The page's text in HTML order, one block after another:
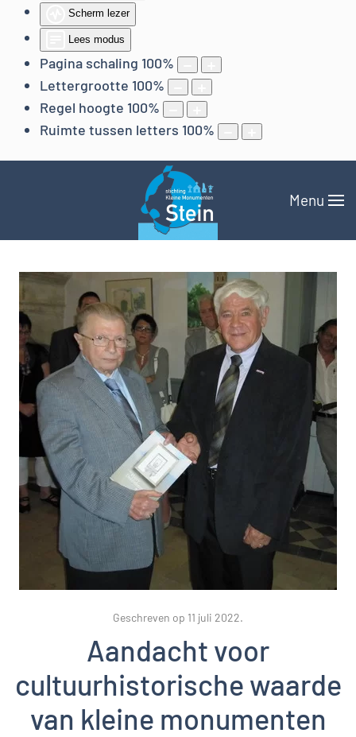
Scherm lezer
Lees modus
Pagina schaling 100%
Lettergrootte 100%
Regel hoogte 100%
Ruimte tussen letters 100%
Menu
Geschreven op 11 juli 2022.
Aandacht voor
cultuurhistorische waarde
van kleine monumenten